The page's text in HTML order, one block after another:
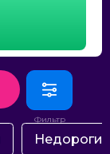
Недорогие